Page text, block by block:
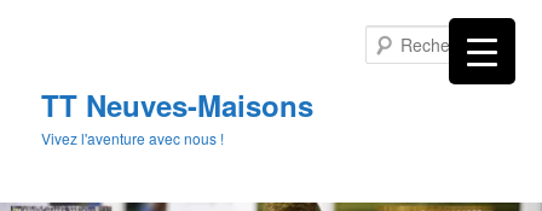
TT Neuves-Maisons
Vivez l'aventure avec nous !